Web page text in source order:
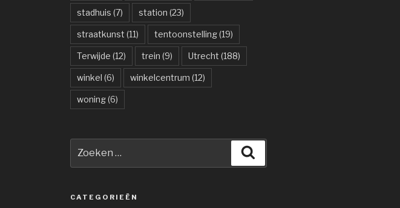
stadhuis (7) station (23)
straatkunst (11) tentoonstelling(19)
Terwijde (12) trein (9) Utrecht (188)
winkel (6) winkelcentrum (12)
woning(6)
naar:
CATEGORIEËN